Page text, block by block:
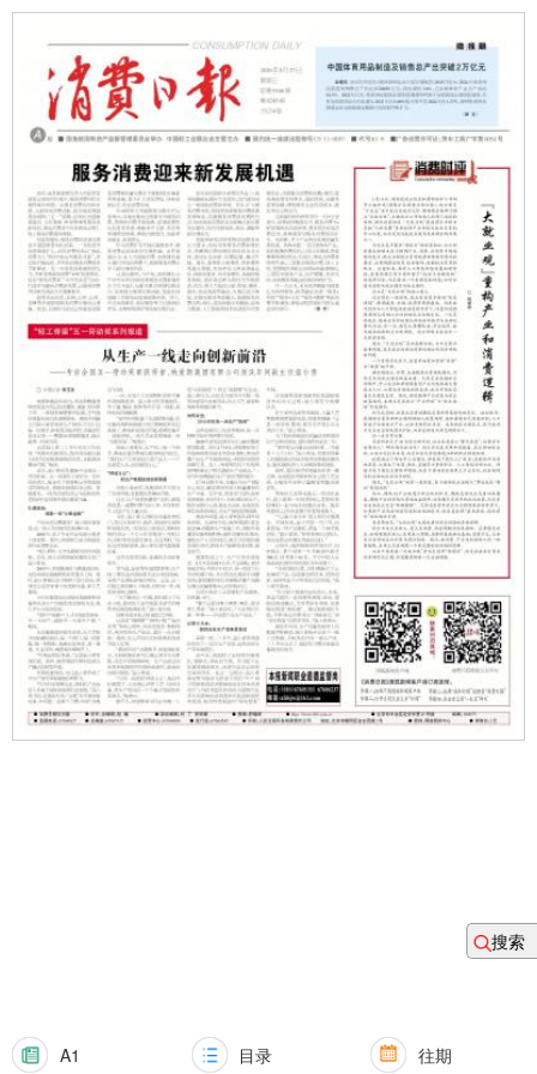
A1 目录 往期
搜索